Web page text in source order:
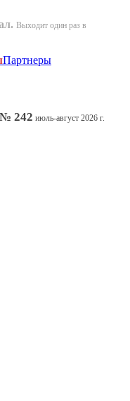
Выходит один раз в
Партнеры
№ 242 июль-август 2026 г.